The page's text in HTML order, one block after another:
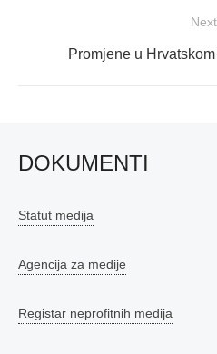
Next
Next
Promjene u
DOKUMENTI
Statut medija
Agencija za medije
Registar neprofitnih medija